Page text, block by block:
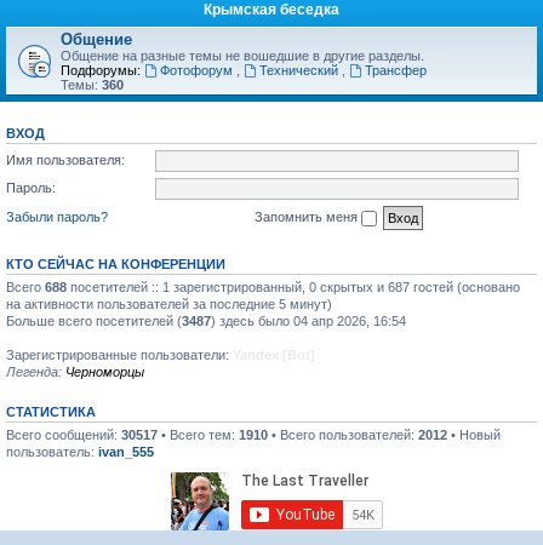
Крымская беседка
Общение
Общение на разные темы не вошедшие в другие разделы.
Подфорумы:
Фотофорум Технический
Трансфер
Темы: 360
ВХОД
Имя пользователя:
Пароль:
Забыли пароль?
Запомнить меня
КТО СЕЙЧАС НА КОНФЕРЕНЦИИ
Всего 688 посетителей :: 1 зарегистрированный, 0 скрытых и 687 гостей (основано
на активности пользователей за последние 5 минут)
Больше всего посетителей (3487) здесь было 04 апр 2026, 16:54
Зарегистрированные пользователи:
Легенда: Черноморцы
СТАТИСТИКА
Всего сообщений: 30517 • Всего тем: 1910 • Всего пользователей: 2012 • Новый
пользователь: ivan_555